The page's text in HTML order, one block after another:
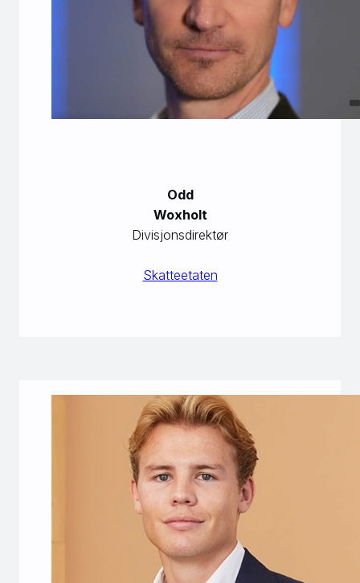
Odd
Woxholt
Divisjonsdirektør
Skatteetaten